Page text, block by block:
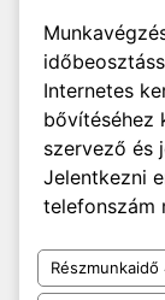
Internetes
bővítéséhez
szervező és
Jelentkezni
telefonszám
Részmunkaidő